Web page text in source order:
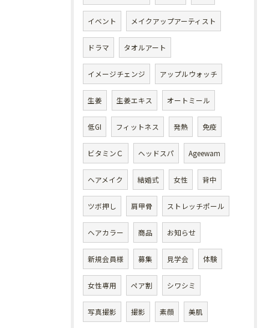
イベント メイクアップアーティスト
ドラマ タオルアート
イメージチェンジ アップルウォッチ
生姜 生姜エキス オートミール
低GI フィットネス 発熱 免疫
ビタミンＣ ヘッドスパ Ageewam
ヘアメイク 結婚式 女性 背中
ツボ押し 肩甲骨 ストレッチポール
ヘアカラー 商品 お知らせ
新規会員様 募集 見学会 体験
女性専用 ペア割 シワシミ
写真撮影 撮影 素顔 美肌